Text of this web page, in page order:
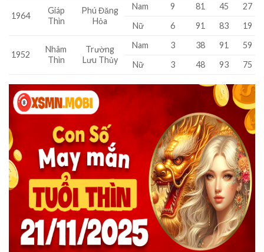
1964
Giáp
Thìn
Phú Đăng
Hỏa
Nam 9 81 45
27
Nữ
6 91 83 19
1952
Nhâm
Thìn
Trường
Lưu Thủy
Nam 3 38 91
59
Nữ
3 48 93 75